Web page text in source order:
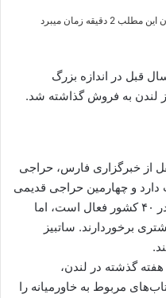
2 دقیقه زمان میبرد
نادری از مکه مکرمه که ۲۳۰ سال قبل در اندازه بزرگ
لندن به فروش گذاشته شد.
از خبرگزاری فارس، حراجی
دارد و چهارمین حراجی قدیمی
جهان محسوب می‌شود. این حراجی در ۴۰ کشور فعال است، اما
برخوردارند. ساتبیز
گذشته در لندن،
مربوط به خاورمیانه را